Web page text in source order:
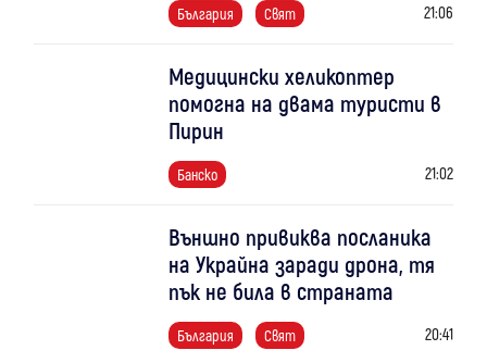
България Свят 21:06
Медицински хеликоптер
помогна на двама туристи в
Пирин
Банско 21:02
Външно привиква посланика
на Украйна заради дрона, тя
пък не била в страната
България Свят 20:41